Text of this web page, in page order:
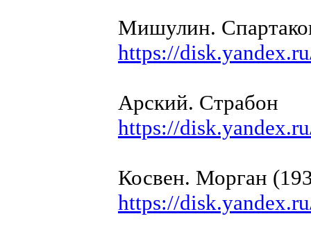
Мишулин.
https://
Арский. Страбон
https://
Косвен. Морган
https://